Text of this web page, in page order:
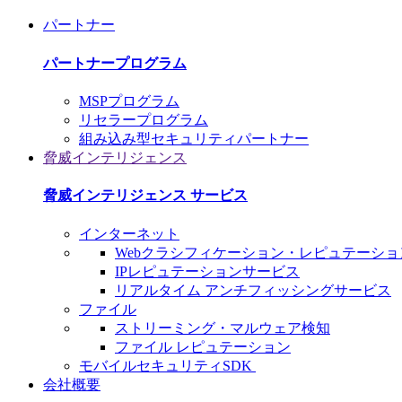
パートナー
パートナープログラム
MSPプログラム
リセラープログラム
組み込み型セキュリティパートナー
脅威インテリジェンス
脅威インテリジェンス サービス
インターネット
Webクラシフィケーション・レピュテーショ
IPレピュテーションサービス
リアルタイム アンチフィッシングサービス
ファイル
ストリーミング・マルウェア検知
ファイル レピュテーション
モバイルセキュリティSDK
会社概要